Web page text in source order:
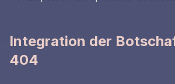
Integration der
404